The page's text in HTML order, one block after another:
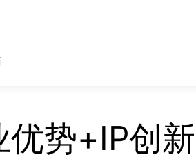
优势+IP创